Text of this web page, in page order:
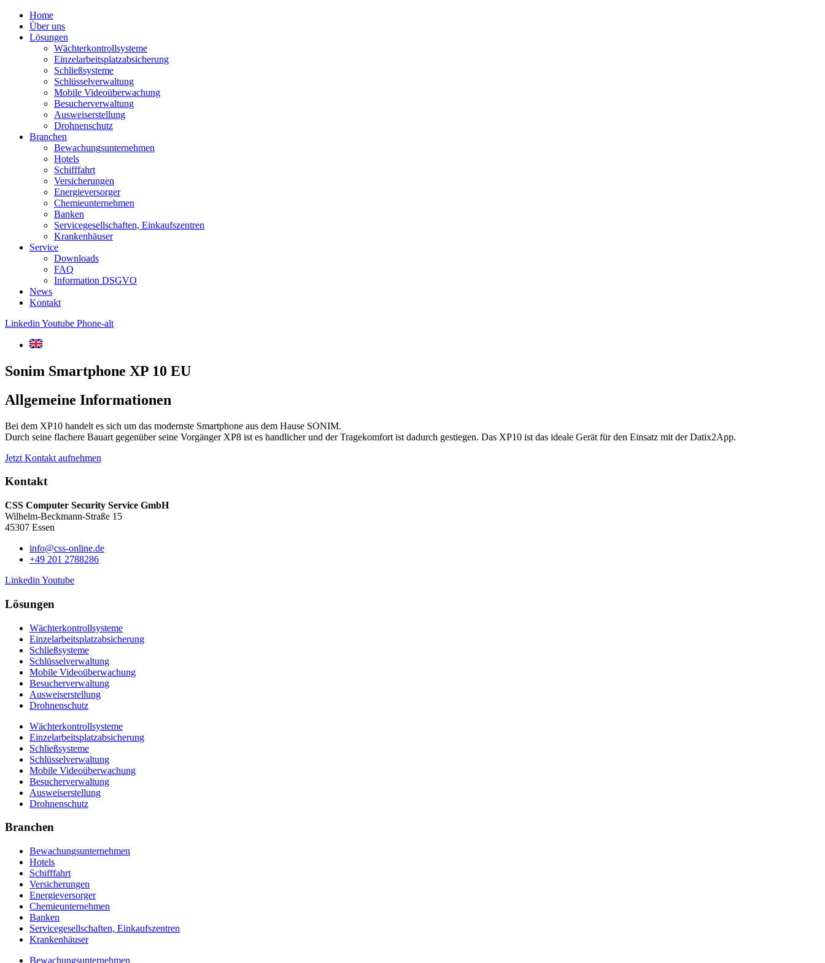
Home
Über uns
Lösungen
Wächterkontrollsysteme
Einzelarbeitsplatzabsicherung
Schließsysteme
Schlüsselverwaltung
Mobile Videoüberwachung
Besucherverwaltung
Ausweiserstellung
Drohnenschutz
Branchen
Bewachungsunternehmen
Hotels
Schifffahrt
Versicherungen
Energieversorger
Chemieunternehmen
Banken
Servicegesellschaften, Einkaufszentren
Krankenhäuser
Service
Downloads
FAQ
Information DSGVO
News
Kontakt
Linkedin Youtube Phone-alt
Sonim Smartphone XP 10 EU
Allgemeine Informationen
Bei dem XP10 handelt es sich um das modernste Smartphone aus dem Hause SONIM.
Durch seine flachere Bauart gegenüber seine Vorgänger XP8 ist es handlicher und der Tragekomfort ist dadurch gestiegen. Das XP10 ist das ideale Gerät für den Einsatz mit der Datix2App.
Jetzt Kontakt aufnehmen
Kontakt
CSS Computer Security Service GmbH
Wilhelm-Beckmann-Straße 15
45307 Essen
info@css-online.de
+49 201 2788286
Linkedin Youtube
Lösungen
Wächterkontrollsysteme
Einzelarbeitsplatzabsicherung
Schließsysteme
Schlüsselverwaltung
Mobile Videoüberwachung
Besucherverwaltung
Ausweiserstellung
Drohnenschutz
Wächterkontrollsysteme
Einzelarbeitsplatzabsicherung
Schließsysteme
Schlüsselverwaltung
Mobile Videoüberwachung
Besucherverwaltung
Ausweiserstellung
Drohnenschutz
Branchen
Bewachungsunternehmen
Hotels
Schifffahrt
Versicherungen
Energieversorger
Chemieunternehmen
Banken
Servicegesellschaften, Einkaufszentren
Krankenhäuser
Bewachungsunternehmen